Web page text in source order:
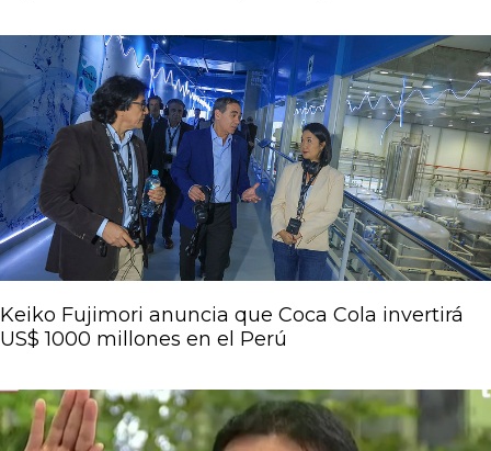
Keiko Fujimori anuncia que Coca Cola invertirá
US$ 1000 millones en el Perú